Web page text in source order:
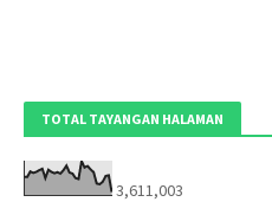
TOTAL TAYANGAN HALAMAN
3,611,003